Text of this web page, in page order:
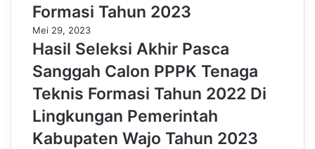
Formasi Tahun 2023
Mei 29, 2023
Hasil Seleksi Akhir Pasca
Sanggah Calon PPPK Tenaga
Teknis Formasi Tahun 2022 Di
Lingkungan Pemerintah
Kabupaten Wajo Tahun 2023